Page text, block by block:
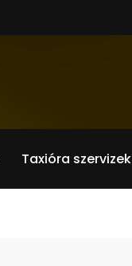
Taxióra szervizek